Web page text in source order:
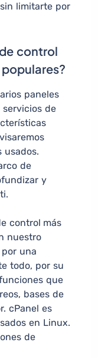
limitarte por
control
paneles
de
usados.
de
y
control más
nuestro
una
todo, por su
que
bases de
cPanel es
en Linux.
de